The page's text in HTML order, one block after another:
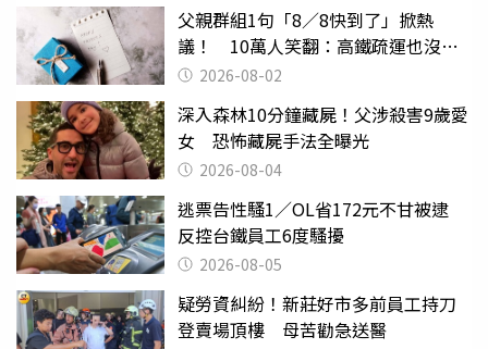
父親群組1句「8／8快到了」掀熱
議！ 10萬人笑翻：高鐵疏運也沒列
父親節
2026-08-02
深入森林10分鐘藏屍！父涉殺害9歲愛
女 恐怖藏屍手法全曝光
2026-08-04
逃票告性騷1／OL省172元不甘被逮
反控台鐵員工6度騷擾
2026-08-05
疑勞資糾紛！新莊好市多前員工持刀
登賣場頂樓 母苦勸急送醫